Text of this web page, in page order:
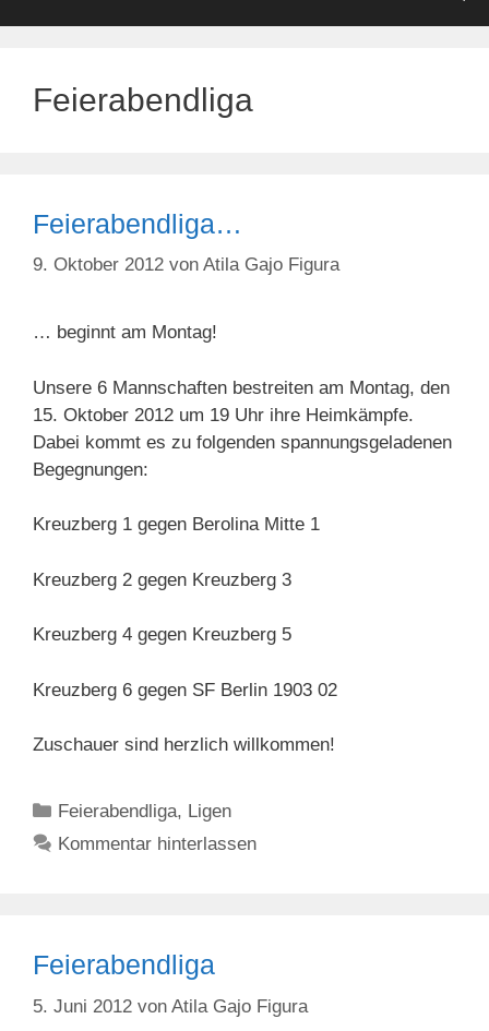
Feierabendliga
Feierabendliga…
9. Oktober 2012 von Atila Gajo Figura
… beginnt am Montag!
Unsere 6 Mannschaften bestreiten am Montag, den
15. Oktober 2012 um 19 Uhr ihre Heimkämpfe.
Dabei kommt es zu folgenden spannungsgeladenen
Begegnungen:
Kreuzberg 1 gegen Berolina Mitte 1
Kreuzberg 2 gegen Kreuzberg 3
Kreuzberg 4 gegen Kreuzberg 5
Kreuzberg 6 gegen SF Berlin 1903 02
Zuschauer sind herzlich willkommen!
Kategorien
Feierabendliga, Ligen
Kommentar hinterlassen
Feierabendliga
5. Juni 2012 von Atila Gajo Figura